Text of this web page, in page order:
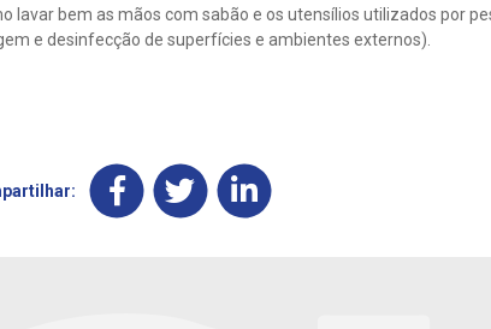
lavar bem as mãos com sabão e os utensílios utilizados por
e desinfecção de superfícies e ambientes externos).